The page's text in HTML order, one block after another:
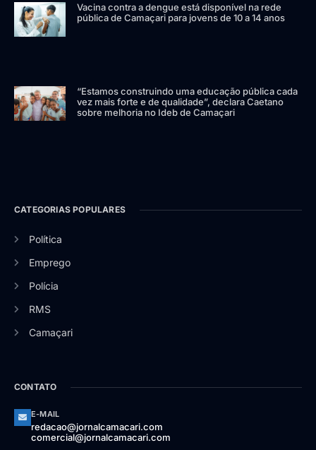
Vacina contra a dengue está disponível na rede
pública de Camaçari para jovens de 10 a 14 anos
“Estamos construindo uma educação pública cada
vez mais forte e de qualidade”, declara Caetano
sobre melhoria no Ideb de Camaçari
CATEGORIAS POPULARES
Política
Emprego
Polícia
RMS
Camaçari
CONTATO
E-MAIL
redacao@jornalcamacari.com
comercial@jornalcamacari.com